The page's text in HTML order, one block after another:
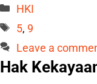
Categories
HKI
Tags
5, 9
Leave a
Hak